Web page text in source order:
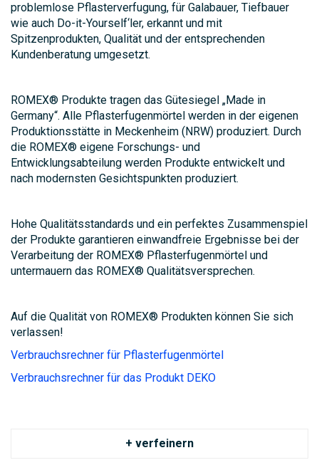
problemlose Pflasterverfugung, für Galabauer, Tiefbauer
wie auch Do-it-Yourself‘ler, erkannt und mit
Spitzenprodukten, Qualität und der entsprechenden
Kundenberatung umgesetzt.
ROMEX® Produkte tragen das Gütesiegel „Made in
Germany“. Alle Pflasterfugenmörtel werden in der eigenen
Produktionsstätte in Meckenheim (NRW) produziert. Durch
die ROMEX® eigene Forschungs- und
Entwicklungsabteilung werden Produkte entwickelt und
nach modernsten Gesichtspunkten produziert.
Hohe Qualitätsstandards und ein perfektes Zusammenspiel
der Produkte garantieren einwandfreie Ergebnisse bei der
Verarbeitung der ROMEX® Pflasterfugenmörtel und
untermauern das ROMEX® Qualitätsversprechen.
Auf die Qualität von ROMEX® Produkten können Sie sich
verlassen!
Verbrauchsrechner für Pflasterfugenmörtel
Verbrauchsrechner für das Produkt DEKO
+ verfeinern